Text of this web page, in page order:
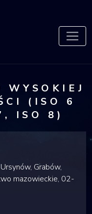
WYSOKIEJ
(ISO 6
ISO 8)
Grabów,
mazowieckie, 02-